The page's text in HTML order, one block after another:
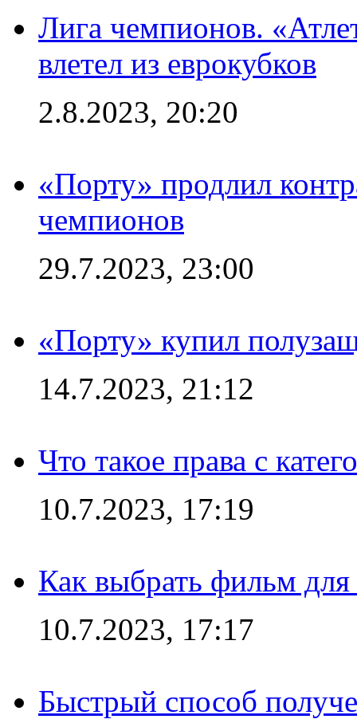
Лига чемпионов.
влетел из еврокубков
2.8.2023, 20:20
«Порту» продлил
чемпионов
29.7.2023, 23:00
«Порту» купил
14.7.2023, 21:12
Что такое права с
10.7.2023, 17:19
Как выбрать фильм для
10.7.2023, 17:17
Быстрый способ